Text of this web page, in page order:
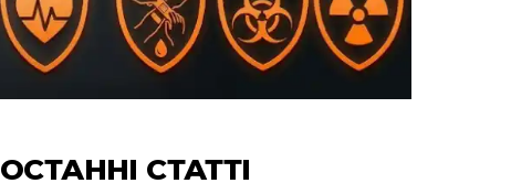
ОСТАННІ СТАТТІ